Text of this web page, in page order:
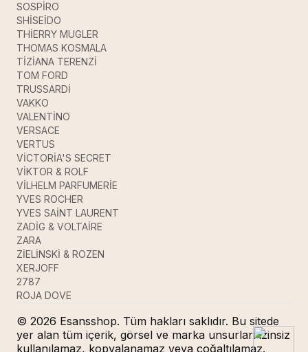
SOSPİRO
SHİSEİDO
THİERRY MUGLER
THOMAS KOSMALA
TİZİANA TERENZİ
TOM FORD
TRUSSARDİ
VAKKO
VALENTİNO
VERSACE
VERTUS
VİCTORİA'S SECRET
VİKTOR & ROLF
VİLHELM PARFUMERİE
YVES ROCHER
YVES SAİNT LAURENT
ZADİG & VOLTAİRE
ZARA
ZİELİNSKİ & ROZEN
XERJOFF
2787
ROJA DOVE
© 2026 Esansshop. Tüm hakları saklıdır. Bu sitede
yer alan tüm içerik, görsel ve marka unsurları izinsiz
kullanılamaz, kopyalanamaz veya çoğaltılamaz.